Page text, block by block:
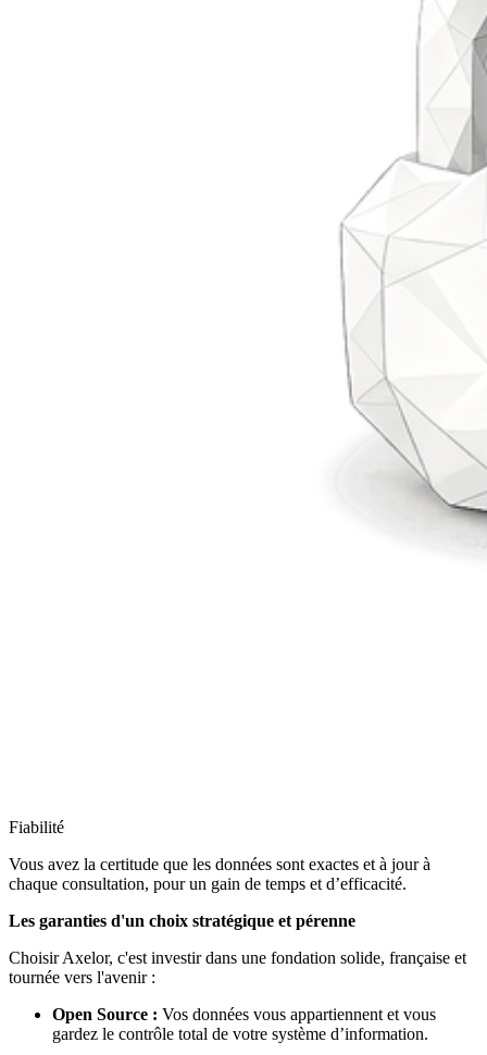
Fiabilité
Vous avez la certitude que les données sont exactes et à jour à
chaque consultation, pour un gain de temps et d’efficacité.
Les garanties d'un choix stratégique et pérenne
Choisir Axelor, c'est investir dans une fondation solide, française et
tournée vers l'avenir :
Open Source : Vos données vous appartiennent et vous
gardez le contrôle total de votre système d’information.